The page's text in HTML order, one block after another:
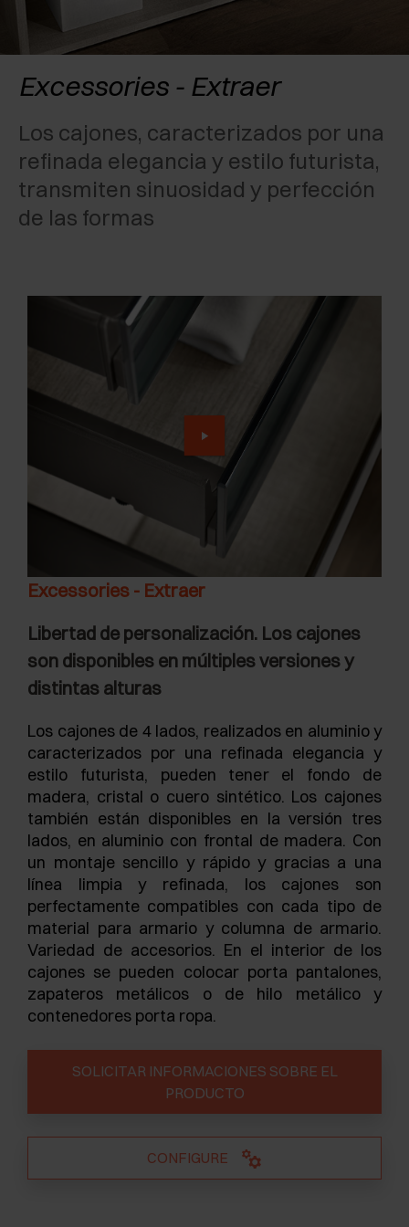
EXCESSORIES - CONSERVAR
EXCESSORIES - ESTANTES
PIN, SISTEMA PARA LA DISPOSICIÓN DE
ELEMENTOS
SISTEMAS PARA PUERTAS OCULTAS
AMORTIGUADORES EXTERNOS Y DE ENCAJAR
RECONOCIMIENTOS
Excessories - Extraer
Los cajones, caracterizados por una
refinada elegancia y estilo futurista,
transmiten sinuosidad y perfección
de las formas
Excessories - Extraer
Libertad de personalización. Los cajones
son disponibles en múltiples versiones y
distintas alturas
Los cajones de 4 lados, realizados en aluminio y
caracterizados por una refinada elegancia y
estilo futurista, pueden tener el fondo de
madera, cristal o cuero sintético. Los cajones
también están disponibles en la versión tres
lados, en aluminio con frontal de madera. Con
un montaje sencillo y rápido y gracias a una
línea limpia y refinada, los cajones son
perfectamente compatibles con cada tipo de
material para armario y columna de armario.
Variedad de accesorios. En el interior de los
cajones se pueden colocar porta pantalones,
zapateros metálicos o de hilo metálico y
contenedores porta ropa.
SOLICITAR INFORMACIONES SOBRE EL
PRODUCTO
CONFIGURE